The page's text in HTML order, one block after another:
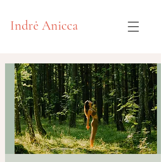
Indrė Anicca